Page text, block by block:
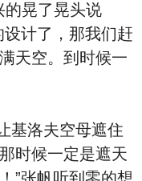
晃了晃头说
计了，那我们赶
天空。到时候一
洛夫空母遮住
时候一定是遮天